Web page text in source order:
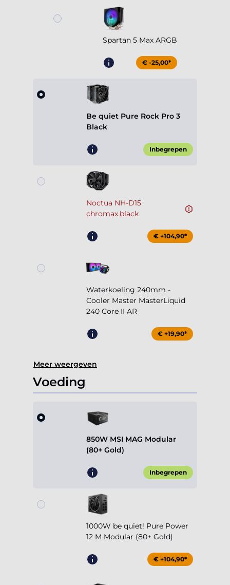
Spartan 5 Max ARGB
€ -25,00*
Be quiet Pure Rock Pro 3
Black
Inbegrepen
Noctua NH-D15
chromax.black
€ +104,90*
Waterkoeling 240mm -
Cooler Master MasterLiquid
240 Core II AR
€ +19,90*
Meer weergeven
Voeding
850W MSI MAG Modular
(80+ Gold)
Inbegrepen
1000W be quiet! Pure Power
12 M Modular (80+ Gold)
€ +104,90*